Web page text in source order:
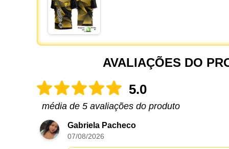
AVALIAÇÕES DO
5.0
média de 5 avaliações do produto
Gabriela Pacheco
07/08/2026